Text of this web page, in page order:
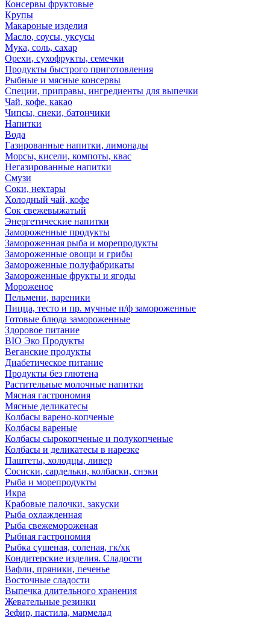
Консервы фруктовые
Крупы
Макароные изделия
Масло, соусы, уксусы
Мука, соль, сахар
Орехи, сухофрукты, семечки
Продукты быстрого приготовления
Рыбные и мясные консервы
Специи, приправы, ингредиенты для выпечки
Чай, кофе, какао
Чипсы, снеки, батончики
Напитки
Вода
Газированные напитки, лимонады
Морсы, кисели, компоты, квас
Негазированные напитки
Смузи
Соки, нектары
Холодный чай, кофе
Сок свежевыжатый
Энергетические напитки
Замороженные продукты
Замороженная рыба и морепродукты
Замороженные овощи и грибы
Замороженные полуфабрикаты
Замороженные фрукты и ягоды
Мороженое
Пельмени, вареники
Пицца, тесто и пр. мучные п/ф замороженные
Готовые блюда замороженные
Здоровое питание
BIO Эко Продукты
Веганские продукты
Диабетическое питание
Продукты без глютена
Растительные молочные напитки
Мясная гастрономия
Мясные деликатесы
Колбасы варено-копченые
Колбасы вареные
Колбасы сырокопченые и полукопченые
Колбасы и деликатесы в нарезке
Паштеты, холодцы, ливер
Сосиски, сардельки, колбаски, снэки
Рыба и морепродукты
Икра
Крабовые палочки, закуски
Рыба охлажденная
Рыба свежемороженая
Рыбная гастрономия
Рыбка сушеная, соленая, гк/хк
Кондитерские изделия. Сладости
Вафли, пряники, печенье
Восточные сладости
Выпечка длительного хранения
Жевательные резинки
Зефир, пастила, мармелад